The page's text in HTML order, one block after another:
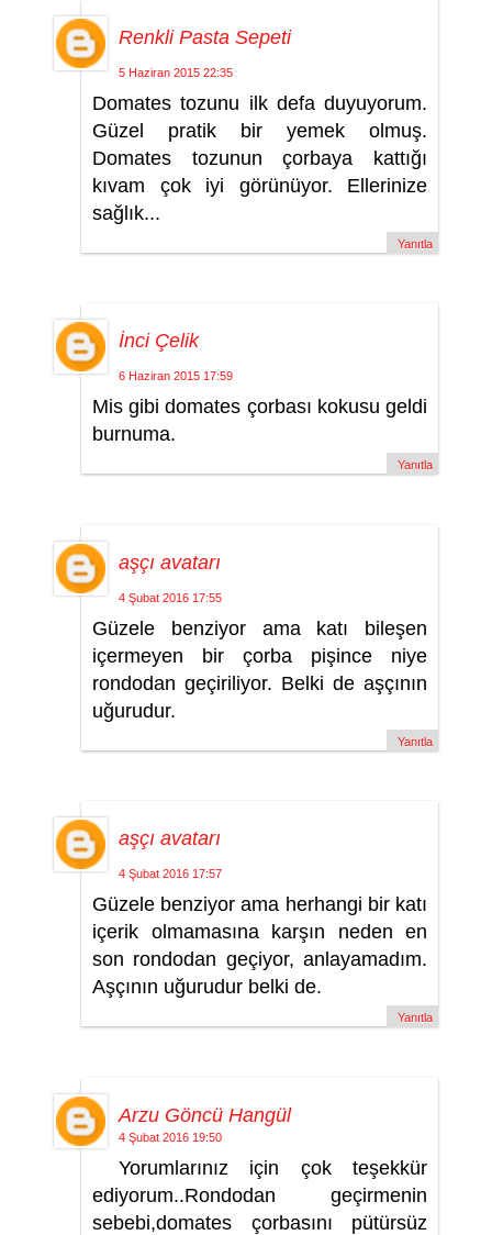
Renkli Pasta Sepeti
5 Haziran 2015 22:35
Domates tozunu ilk defa duyuyorum.
Güzel pratik bir yemek olmuş.
Domates tozunun çorbaya kattığı
kıvam çok iyi görünüyor. Ellerinize
sağlık...
Yanıtla
İnci Çelik
6 Haziran 2015 17:59
Mis gibi domates çorbası kokusu geldi
burnuma.
Yanıtla
aşçı avatarı
4 Şubat 2016 17:55
Güzele benziyor ama katı bileşen
içermeyen bir çorba pişince niye
rondodan geçiriliyor. Belki de aşçının
uğurudur.
Yanıtla
aşçı avatarı
4 Şubat 2016 17:57
Güzele benziyor ama herhangi bir katı
içerik olmamasına karşın neden en
son rondodan geçiyor, anlayamadım.
Aşçının uğurudur belki de.
Yanıtla
Arzu Göncü Hangül
4 Şubat 2016 19:50
Yorumlarınız için çok teşekkür
ediyorum..Rondodan geçirmenin
sebebi,domates çorbasını pütürsüz